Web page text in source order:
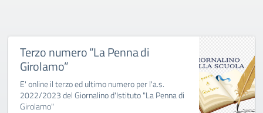
Terzo numero “La Penna di
Girolamo”
E' online il terzo ed ultimo numero per l'a.s.
2022/2023 del Giornalino d'Istituto "La Penna di
Girolamo"